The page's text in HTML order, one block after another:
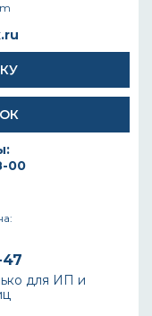
00
для ИП и